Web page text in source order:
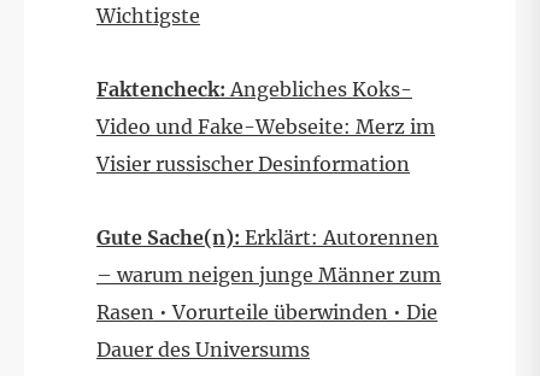
Wichtigste
Faktencheck: Angebliches Koks-
Video und Fake-Webseite: Merz im
Visier russischer Desinformation
Gute Sache(n): Erklärt: Autorennen
– warum neigen junge Männer zum
Rasen • Vorurteile überwinden • Die
Dauer des Universums